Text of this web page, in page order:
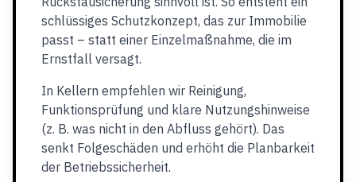
schlüssiges Schutzkonzept, das zur Immobilie
passt – statt einer Einzelmaßnahme, die im
Ernstfall versagt.
In Kellern empfehlen wir Reinigung,
Funktionsprüfung und klare Nutzungshinweise
(z. B. was nicht in den Abfluss gehört). Das
senkt Folgeschäden und erhöht die Planbarkeit
der Betriebssicherheit.